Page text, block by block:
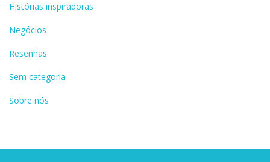
Histórias inspiradoras
Negócios
Resenhas
Sem categoria
Sobre nós